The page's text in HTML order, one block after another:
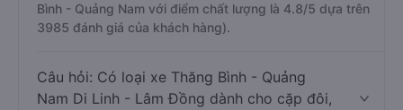
Bình - Quảng Nam với điểm chất lượng là 4.8/5 dựa trên
3985 đánh giá của khách hàng).
Câu hỏi: Có loại xe Thăng Bình - Quảng
Nam Di Linh - Lâm Đồng dành cho cặp đôi,